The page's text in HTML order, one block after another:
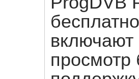
просмотр